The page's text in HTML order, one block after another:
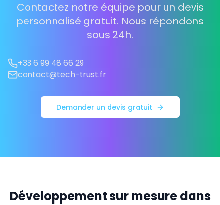
Contactez notre équipe pour un devis
personnalisé gratuit. Nous répondons
sous 24h.
+33 6 99 48 66 29
contact@tech-trust.fr
Demander un devis gratuit
Développement sur mesure dans